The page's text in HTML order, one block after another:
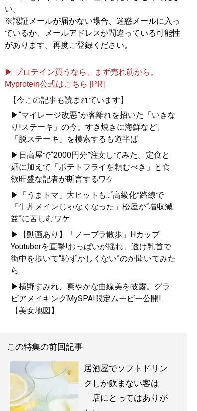
い。
※認証メールが届かない場合、迷惑メールに入っ
ているか、メールアドレスが間違っている可能性
があります。再度ご登録ください。
▶ プロテイン買うなら、まず売れ筋から。
Myprotein公式はこちら [PR]
【今この記事も読まれています】
▶“マイレージ改悪”が客離れを招いた「いきな
り!ステーキ」の今。すき焼きに海鮮など、
「脱ステーキ」を模索するも道半ば
▶日高屋で“2000円分”注文してみた。定食と
麺に加えて「ポテトフライを頼むべき」と食
欲旺盛な記者が断言するワケ
▶「うまトマ」大ヒットも...“高級化”路線で
「牛丼メインじゃなくなった」松屋が“増収減
益”に苦しむワケ
▶【動画あり】「ノーブラ散歩」Hカップ
Youtuberを直撃!おっぱいが揺れ、透け乳首で
街中を歩いて“恥ずかしくない”のか聞いてみた
ら...
▶横野すみれ、爽やかな曲線美を披露。グラ
ビアメイキングMySPA!限定ムービー公開!
【美女地図】
この特集の前回記事
居酒屋でソフトドリン
クしか飲まない客は
「店にとってはありが